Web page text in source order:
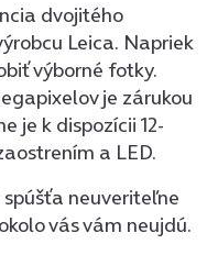
dvojitého
Leica. Napriek
výborné fotky.
je zárukou
je k dispozícii 12-
a LED.
neuveriteľne
vás vám neujdú.